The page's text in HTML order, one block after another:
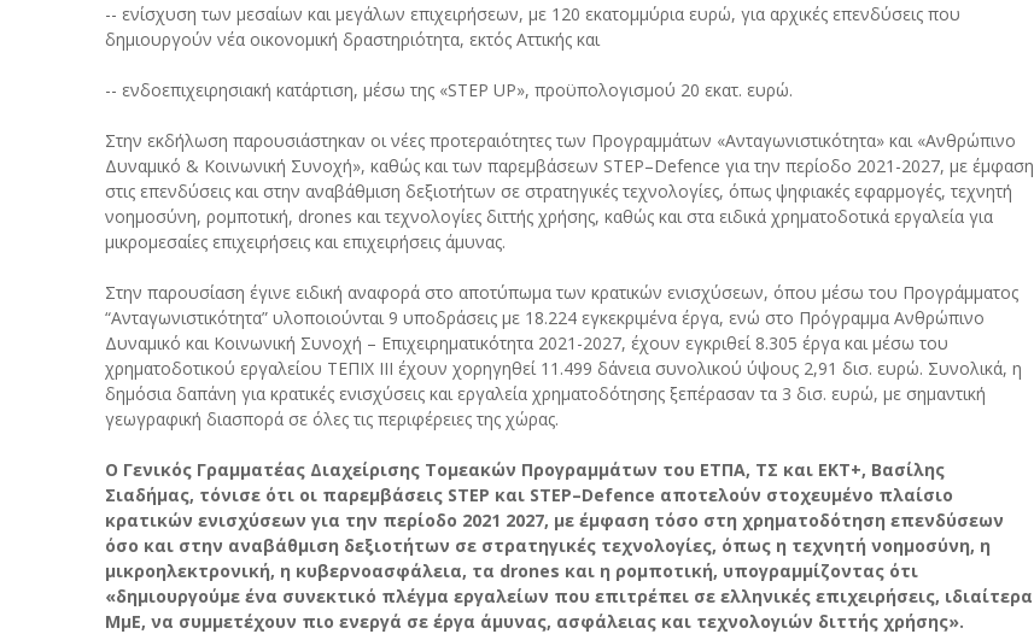
-- ενίσχυση των μεσαίων και μεγάλων επιχειρήσεων, με 120 εκατομμύρια ευρώ, για αρχικές επενδύσεις που
δημιουργούν νέα οικονομική δραστηριότητα, εκτός Αττικής και
-- ενδοεπιχειρησιακή κατάρτιση, μέσω της «STEP UP», προϋπολογισμού 20 εκατ. ευρώ.
Στην εκδήλωση παρουσιάστηκαν οι νέες προτεραιότητες των Προγραμμάτων «Ανταγωνιστικότητα» και «Ανθρώπινο
Δυναμικό & Κοινωνική Συνοχή», καθώς και των παρεμβάσεων STEP–Defence για την περίοδο 2021-2027, με έμφαση
στις επενδύσεις και στην αναβάθμιση δεξιοτήτων σε στρατηγικές τεχνολογίες, όπως ψηφιακές εφαρμογές, τεχνητή
νοημοσύνη, ρομποτική, drones και τεχνολογίες διττής χρήσης, καθώς και στα ειδικά χρηματοδοτικά εργαλεία για
μικρομεσαίες επιχειρήσεις και επιχειρήσεις άμυνας.
Στην παρουσίαση έγινε ειδική αναφορά στο αποτύπωμα των κρατικών ενισχύσεων, όπου μέσω του Προγράμματος
“Ανταγωνιστικότητα” υλοποιούνται 9 υποδράσεις με 18.224 εγκεκριμένα έργα, ενώ στο Πρόγραμμα Ανθρώπινο
Δυναμικό και Κοινωνική Συνοχή – Επιχειρηματικότητα 2021-2027, έχουν εγκριθεί 8.305 έργα και μέσω του
χρηματοδοτικού εργαλείου ΤΕΠΙΧ ΙΙΙ έχουν χορηγηθεί 11.499 δάνεια συνολικού ύψους 2,91 δισ. ευρώ. Συνολικά, η
δημόσια δαπάνη για κρατικές ενισχύσεις και εργαλεία χρηματοδότησης ξεπέρασαν τα 3 δισ. ευρώ, με σημαντική
γεωγραφική διασπορά σε όλες τις περιφέρειες της χώρας.
Ο Γενικός Γραμματέας Διαχείρισης Τομεακών Προγραμμάτων του ΕΤΠΑ, ΤΣ και ΕΚΤ+, Βασίλης
Σιαδήμας, τόνισε ότι οι παρεμβάσεις STEP και STEP–Defence αποτελούν στοχευμένο πλαίσιο
κρατικών ενισχύσεων για την περίοδο 2021 2027, με έμφαση τόσο στη χρηματοδότηση επενδύσεων
όσο και στην αναβάθμιση δεξιοτήτων σε στρατηγικές τεχνολογίες, όπως η τεχνητή νοημοσύνη, η
μικροηλεκτρονική, η κυβερνοασφάλεια, τα drones και η ρομποτική, υπογραμμίζοντας ότι
«δημιουργούμε ένα συνεκτικό πλέγμα εργαλείων που επιτρέπει σε ελληνικές επιχειρήσεις, ιδιαίτερα
ΜμΕ, να συμμετέχουν πιο ενεργά σε έργα άμυνας, ασφάλειας και τεχνολογιών διττής χρήσης».